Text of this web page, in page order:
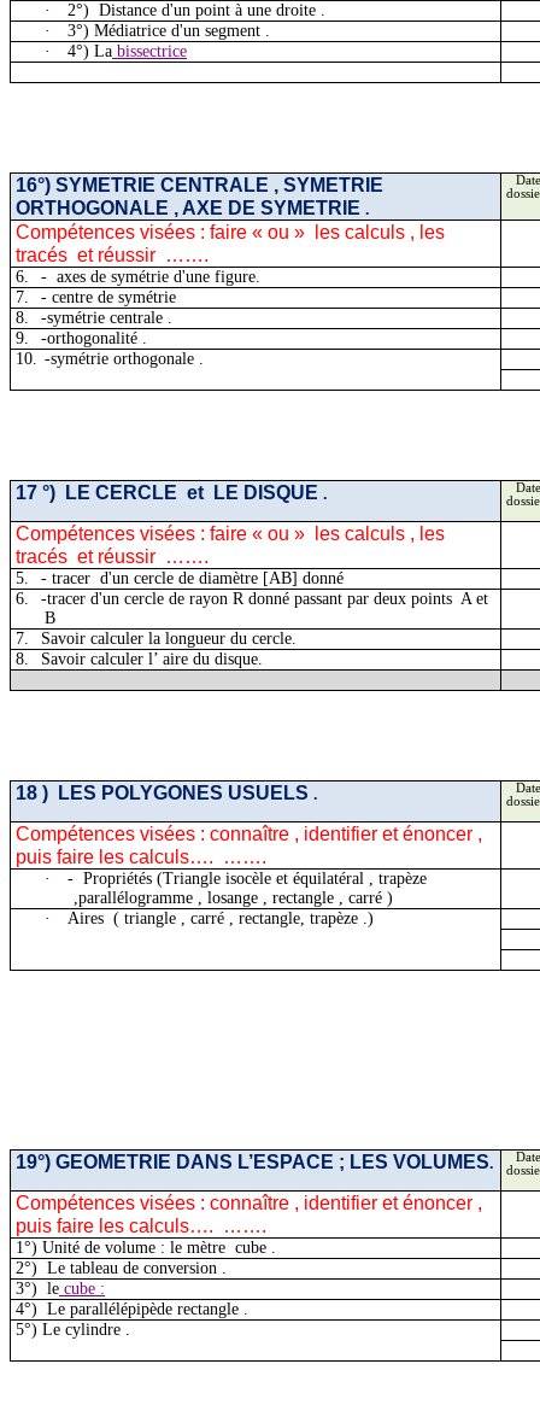
·
2°) Distance d'un point à une droite .
·
3°) Médiatrice d'un segment .
·
4°) La bissectrice
16°) SYMETRIE CENTRALE , SYMETRIE
ORTHOGONALE , AXE DE SYMETRIE .
Compétences visées : faire « ou » les calculs , les
tracés et réussir …….
6. - axes de symétrie d'une figure.
7.
- centre de symétrie
8.
-symétrie centrale .
9.
-orthogonalité .
10. -symétrie orthogonale .
17 °) LE CERCLE et LE DISQUE .
Compétences visées : faire « ou » les calculs , les
tracés et réussir …….
5. - tracer d'un cercle de diamètre [AB] donné
6.
-tracer d'un cercle de rayon R donné passant par deux points Aet
B
7.
Savoir calculer la longueur du cercle.
8.
Savoir calculer l’ aire du disque.
18 ) LES POLYGONES USUELS .
Compétences visées : connaître , identifier et énoncer ,
puis faire les calculs….
…….
· - Propriétés (Triangle isocèle et équilatéral , trapèze
,parallélogramme , losange , rectangle , carré )
·
Aires ( triangle , carré , rectangle, trapèze .)
19°) GEOMETRIE DANS L’ESPACE ; LES VOLUMES.
Compétences visées : connaître , identifier et énoncer ,
puis faire les calculs….
…….
1°) Unité de volume : le mètre cube .
2°) Le tableau de conversion .
3°) le cube :
4°) Le parallélépipède rectangle .
5°) Le cylindre .